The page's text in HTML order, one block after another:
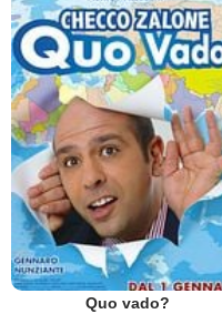
Quo vado?